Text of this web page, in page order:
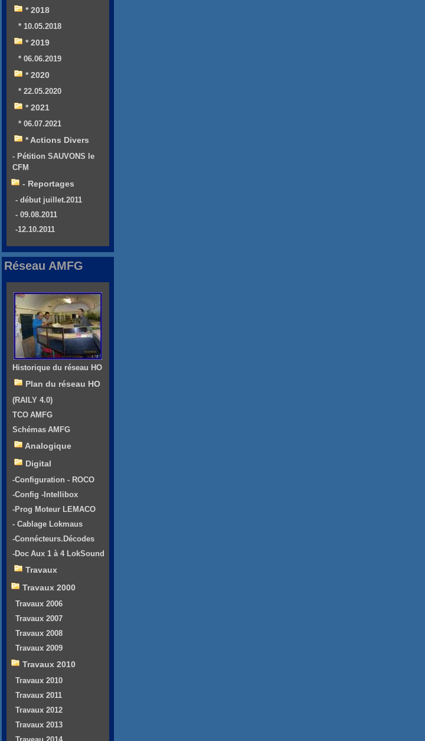
* 2018
* 10.05.2018
* 2019
* 06.06.2019
* 2020
* 22.05.2020
* 2021
* 06.07.2021
* Actions Divers
- Pétition SAUVONS le
CFM
- Reportages
- début juillet.2011
- 09.08.2011
-12.10.2011
Réseau AMFG
Historique du réseau HO
Plan du réseau HO
(RAILY 4.0)
TCO AMFG
Schémas AMFG
Analogique
Digital
-Configuration - ROCO
-Config -Intellibox
-Prog Moteur LEMACO
- Cablage Lokmaus
-Connécteurs.Décodes
-Doc Aux 1 à 4 LokSound
Travaux
Travaux 2000
Travaux 2006
Travaux 2007
Travaux 2008
Travaux 2009
Travaux 2010
Travaux 2010
Travaux 2011
Travaux 2012
Travaux 2013